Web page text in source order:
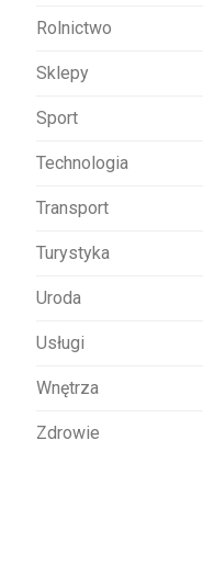
Rolnictwo
Sklepy
Sport
Technologia
Transport
Turystyka
Uroda
Usługi
Wnętrza
Zdrowie